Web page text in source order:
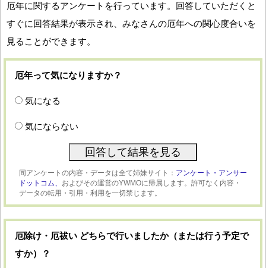
厄年に関するアンケートを行っています。回答していただくと
すぐに回答結果が表示され、みなさんの厄年への関心度合いを
見ることができます。
厄年って気になりますか？
気になる
気にならない
同アンケートの内容・データは全て姉妹サイト： アンケート・アンサー
ドットコム、 およびその運営のYWMOに帰属します。許可なく内容・
データの転用・引用・利用を一切禁じます。
厄除け・厄祓い どちらで行いましたか（または行う予定で
すか）？